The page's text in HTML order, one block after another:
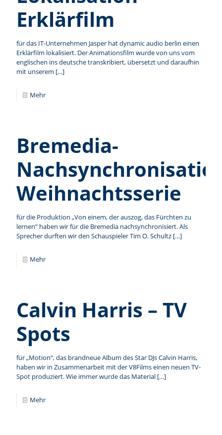
Erklärfilm
für das IT-Unternehmen Jasper hat dynamic audio berlin einen
Erklärfilm lokalisiert. Der Animationsfilm wurde von uns vom
englischen ins deutsche transkribiert, übersetzt und daraufhin
mit unserem […]
Mehr
Bremedia-
Weihnachtsserie
für die Produktion „Von einem, der auszog, das Fürchten zu
lernen“ haben wir für die Bremedia nachsynchronisiert. Als
Sprecher durften wir den Schauspieler Tim O. Schultz […]
Mehr
Calvin Harris – TV
Spots
für „Motion“, das brandneue Album des Star DJs Calvin Harris,
haben wir in Zusammenarbeit mit der V8Films einen neuen TV-
Spot produziert. Wie immer wurde das Material […]
Mehr